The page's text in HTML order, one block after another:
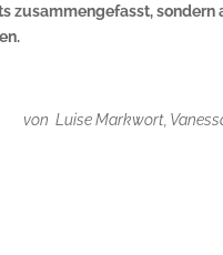
zusammengefasst,
von Luise Markwort,